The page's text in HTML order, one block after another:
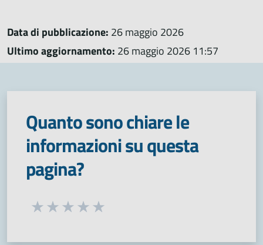
Data di pubblicazione: 26 maggio 2026
Ultimo aggiornamento: 26 maggio 2026 11:57
Quanto sono chiare le
informazioni su questa
pagina?
Seleziona una valutazione da 1 a 5 stelle